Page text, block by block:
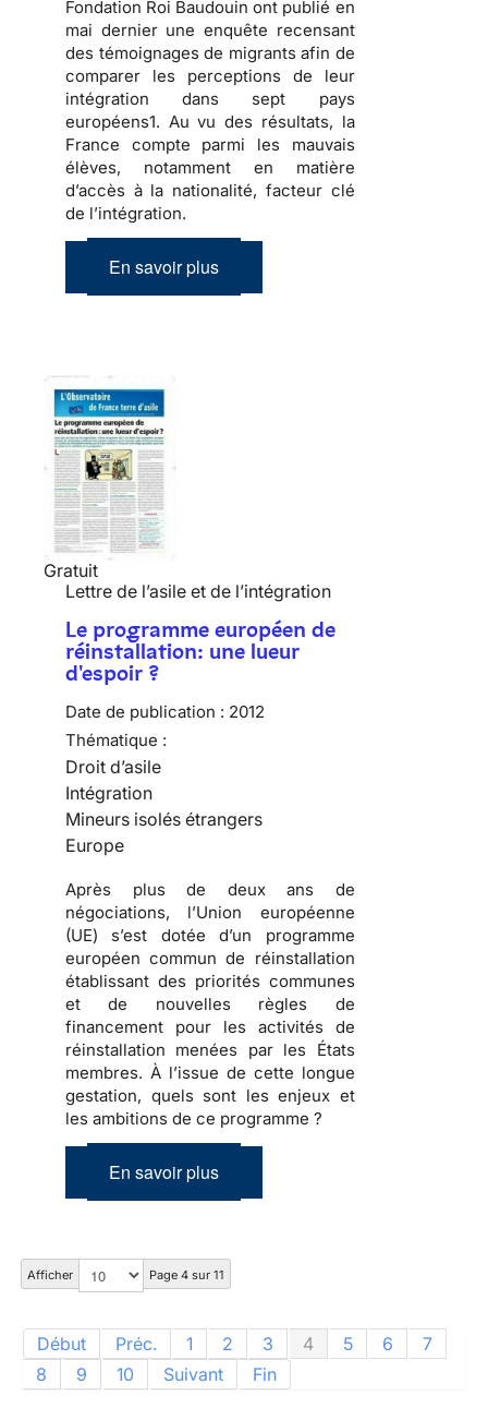
Fondation Roi Baudouin ont publié en
mai dernier une enquête recensant
des témoignages de migrants afin de
comparer les perceptions de leur
intégration dans sept pays
européens1. Au vu des résultats, la
France compte parmi les mauvais
élèves, notamment en matière
d’accès à la nationalité, facteur clé
de l’intégration.
En savoir plus
Gratuit
Lettre de l’asile et de l’intégration
Le programme européen de
réinstallation: une lueur
d'espoir ?
Date de publication : 2012
Thématique :
Droit d’asile
Intégration
Mineurs isolés étrangers
Europe
Après plus de deux ans de
négociations, l’Union européenne
(UE) s’est dotée d’un programme
européen commun de réinstallation
établissant des priorités communes
et de nouvelles règles de
financement pour les activités de
réinstallation menées par les États
membres. À l’issue de cette longue
gestation, quels sont les enjeux et
les ambitions de ce programme ?
En savoir plus
Afficher Page 4 sur 11
Début Préc. 1 2 3 4 5 6
7
8
9 10 Suivant Fin